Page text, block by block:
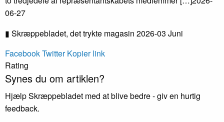
06-27
▮ Skræppebladet, det trykte magasin 2026-03 Juni
FacebookTwitter Kopier link
Rating
Synes du om artiklen?
Hjælp Skræppebladet med at blive bedre - giv en hurtig
feedback.